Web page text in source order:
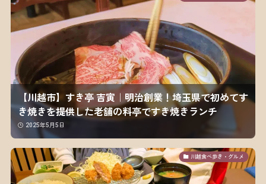
【川越市】すき亭 吉寅｜明治創業！埼玉県で初めてす
き焼きを提供した老舗の料亭ですき焼きランチ
2025年5月5日
川越食べ歩き・グルメ